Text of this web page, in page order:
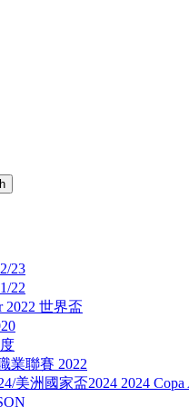
23
22
2022 世界盃
業聯賽 2022
美洲國家盃2024 2024 Copa